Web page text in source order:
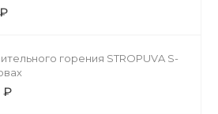
горения STROPUVA S-
₽